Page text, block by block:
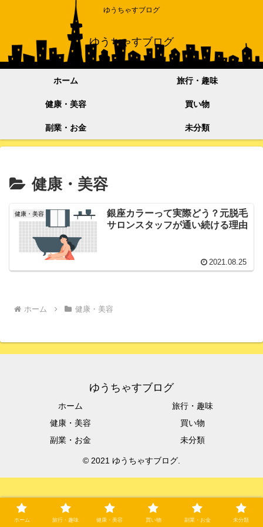
ゆうちゃすブログ
ゆうちゃすブログ
ホーム 旅行・趣味
健康・美容 買い物
副業・お金 未分類
健康・美容
健康・美容
銀座カラーって実際どう？元脱毛
サロンスタッフが通い続ける理由
2021.08.25
ホーム 健康・美容
ゆうちゃすブログ
ホーム
旅行・趣味
健康・美容
買い物
副業・お金
未分類
© 2021 ゆうちゃすブログ.
ホーム 旅行・趣味 健康・美容 買い物 副業・お金 未分類